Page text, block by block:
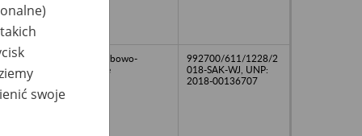
akta osobowo-
płacowe
992700/611/1228/2
018-SAK-WJ, UNP:
2018-00136707
swoje